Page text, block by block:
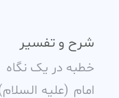
شرح و تفسیر
خطبه در يک نگاه
امام (عليه